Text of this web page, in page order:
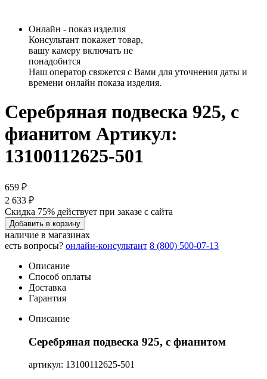
Онлайн - показ изделия
Консультант покажет товар,
вашу камеру включать не
понадобится
Наш оператор свяжется с Вами для уточнения даты и
времени онлайн показа изделия.
Серебряная подвеска 925, с
фианитом Артикул:
13100112625-501
659 ₽
2 633 ₽
Скидка 75% действует при заказе с сайта
Добавить в корзину
наличие в магазинах
есть вопросы? онлайн-консультант 8 (800) 500-07-13
Описание
Способ оплаты
Доставка
Гарантия
Описание
Серебряная подвеска 925, с фианитом
артикул: 13100112625-501